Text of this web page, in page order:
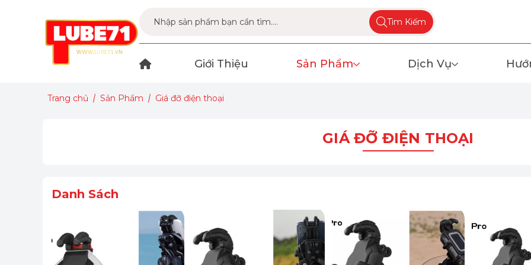
Tìm Kiếm
Giới Thiệu Sản Phẩm Dịch Vụ
Trang chủ Sản Phẩm Giá đỡ điện thoại
GIÁ ĐỠ ĐIỆN THOẠI
Danh Sách